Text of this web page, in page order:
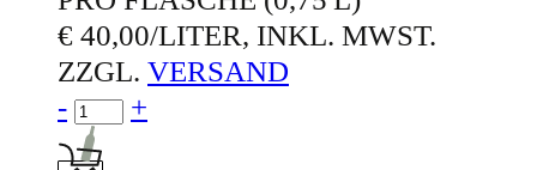
€ 40,00/LITER, INKL. MWST.
ZZGL. VERSAND
Menge für DER OTT®
- +